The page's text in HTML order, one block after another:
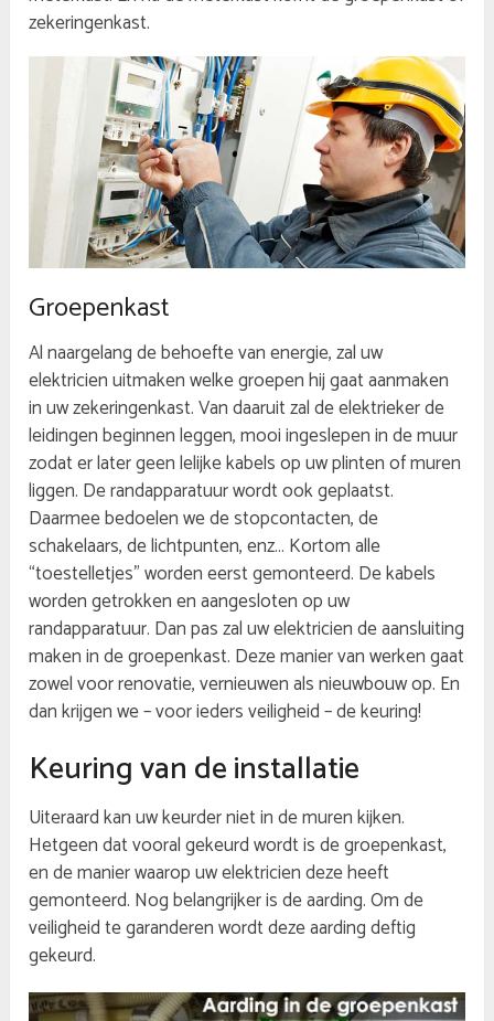
zekeringenkast.
Groepenkast
Al naargelang de behoefte van energie, zal uw
elektricien uitmaken welke groepen hij gaat aanmaken
in uw zekeringenkast. Van daaruit zal de elektrieker de
leidingen beginnen leggen, mooi ingeslepen in de muur
zodat er later geen lelijke kabels op uw plinten of muren
liggen. De randapparatuur wordt ook geplaatst.
Daarmee bedoelen we de stopcontacten, de
schakelaars, de lichtpunten, enz… Kortom alle
“toestelletjes” worden eerst gemonteerd. De kabels
worden getrokken en aangesloten op uw
randapparatuur. Dan pas zal uw elektricien de aansluiting
maken in de groepenkast. Deze manier van werken gaat
zowel voor renovatie, vernieuwen als nieuwbouw op. En
dan krijgen we – voor ieders veiligheid – de keuring!
Keuring van de installatie
Uiteraard kan uw keurder niet in de muren kijken.
Hetgeen dat vooral gekeurd wordt is de groepenkast,
en de manier waarop uw elektricien deze heeft
gemonteerd. Nog belangrijker is de aarding. Om de
veiligheid te garanderen wordt deze aarding deftig
gekeurd.